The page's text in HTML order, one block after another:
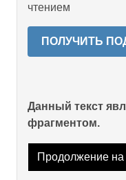
чтением
ПОЛУЧИТЬ
Данный текст
фрагментом.
Продолжение на